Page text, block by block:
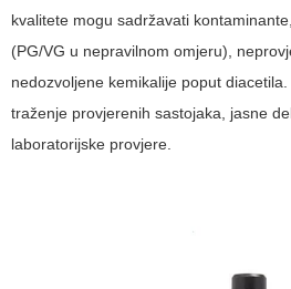
kvalitete mogu sadržavati
(PG/VG u nepravilnom omjeru),
nedozvoljene kemikalije poput
traženje provjerenih sastojaka, jasne
laboratorijske provjere.